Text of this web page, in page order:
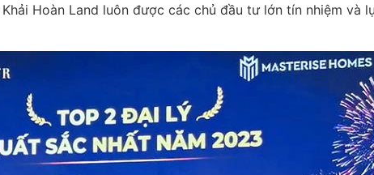
Hoàn Land luôn được các chủ đầu tư lớn tín nhiệm và